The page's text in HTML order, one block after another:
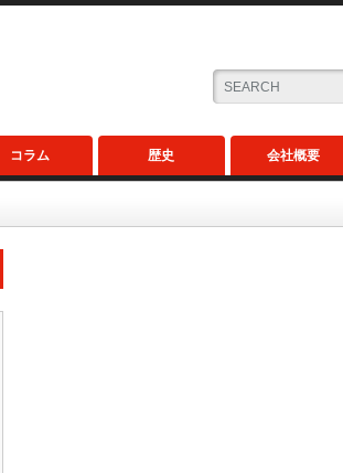
コラム 歴史 会社概要